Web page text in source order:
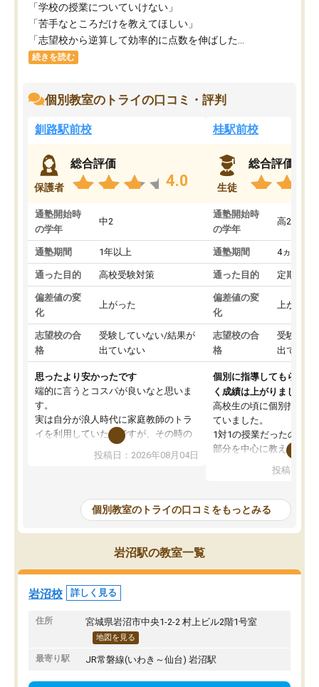
「学校の授業についていけない」​
「苦手なところだけを教えてほしい」​
「志望校から逆算して効率的に点数を伸ばした...
続きを読む
個別教室のトライの口コミ・評判
釧路駅前校
保護者
総合評価
4.0
通塾開始時
の学年
中2
通塾期間 1年以上
通った目的 高校受験対策
偏差値の変
化
上がった
志望校の合
格
受験していない/結果が
出ていない
思ったより安かったです
端的に言うとコスパが良いなと思いま
す。
実は自分が浪人時代に家庭教師のトラ
イを利用していたのですが、その時の
月謝がとても高くトライに良いイメー
ジがありませんでした。
し始めた形です。
しかし、以前とは違い料金がリーズナ
ブルでびっくりしました。
通って1年以上ですが、勉強への取り組
み方が真っすぐに変化（率先して自宅
で復習や予習をする）し成績も向上し
ています。
駅前なので送り迎えが少々負担になっ
ていますが、それを加味しても通って
損はないなと感じています。
投稿日：2026年08月04日
桂駅前校
生徒
総合評価
通塾開始時
の学年
高2
通塾期間 4ヵ月～1
通った目的 定期テス
偏差値の変
化
上がった
志望校の合
格
受験して
出ていな
個別に指導してもらえる
く成績は上がりました。
高校生の頃に個別指導の
ていました。
1対1の授業だったので、
部分を中心に教えてもら
わからないところもそ
もらえたので、勉強への
しずつなくなりました。
その結果成績も上がり、
たのを覚えています。
塾だと思います。
投稿日：
個別教室のトライの口コミをもっとみる
岩沼駅の教室一覧
岩沼校 詳しく見る
住所 宮城県岩沼市中央1-2-2 村上ビル2階1号室
地図を見る
最寄り駅 JR常磐線(いわき～仙台) 岩沼駅